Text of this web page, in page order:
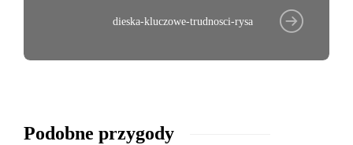
dieska-kluczowe-trudnosci-rysa
Podobne przygody